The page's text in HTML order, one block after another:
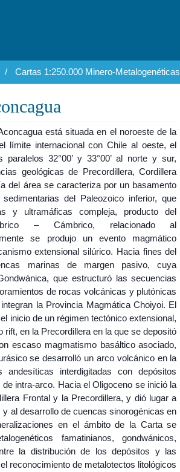
Cartas 1:250.000 Minero-Metalogenéticas
está situada en el noroeste de la
límite internacional con Chile al oeste, el
32°00’ y 33°00’ al norte y sur,
geológicas de Precordillera, Cordillera
del área se caracteriza por un basamento
del Paleozoico inferior, que
y ultramáficas compleja, producto del
– Cámbrico, relacionado al
se produjo un evento magmático
extensional silúrico. Hacia fines del
marinas de margen pasivo, cuya
que estructuró las secuencias
de rocas volcánicas y plutónicas
la Provincia Magmática Choiyoi. El
inicio de un régimen tectónico extensional,
en la Precordillera en la que se depositó
escaso magmatismo basáltico asociado,
se desarrolló un arco volcánico en la
interdigitadas con depósitos
intra-arco. Hacia el Oligoceno se inició la
Frontal y la Precordillera, y dió lugar a
al desarrollo de cuencas sinorogénicas en
en el ámbito de la Carta se
famatinianos, gondwánicos,
la distribución de los depósitos y las
reconocimiento de metalotectos litológicos